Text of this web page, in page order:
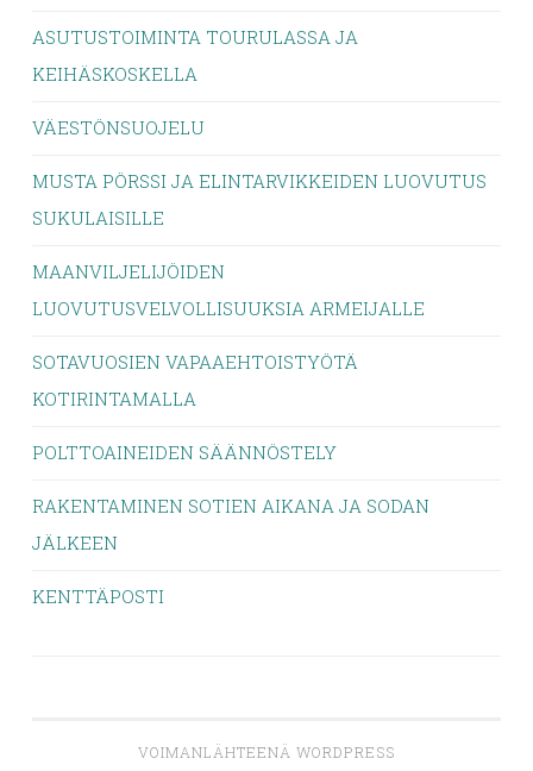
ASUTUSTOIMINTA TOURULASSA JA
KEIHÄSKOSKELLA
VÄESTÖNSUOJELU
MUSTA PÖRSSI JA ELINTARVIKKEIDEN LUOVUTUS
SUKULAISILLE
MAANVILJELIJÖIDEN
LUOVUTUSVELVOLLISUUKSIA ARMEIJALLE
SOTAVUOSIEN VAPAAEHTOISTYÖTÄ
KOTIRINTAMALLA
POLTTOAINEIDEN SÄÄNNÖSTELY
RAKENTAMINEN SOTIEN AIKANA JA SODAN
JÄLKEEN
KENTTÄPOSTI
VOIMANLÄHTEENÄ WORDPRESS